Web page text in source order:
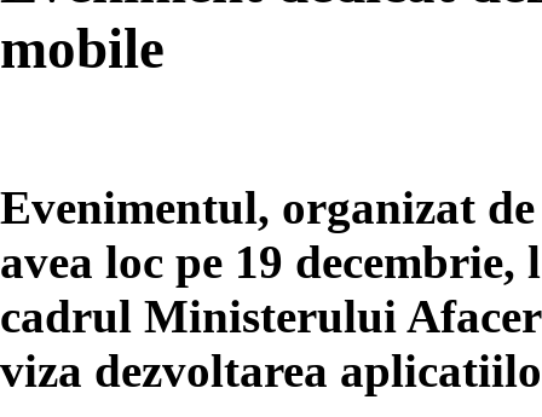
mobile
Evenimentul, organizat
avea loc pe 19
cadrul Ministerului
viza dezvoltarea